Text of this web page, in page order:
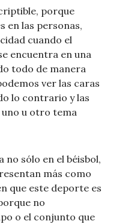
porque
en las personas,
cuando el
encuentra en una
todo de manera
ver las caras
lo contrario y las
uno u otro tema
no sólo en el béisbol,
más como
que este deporte es
no
o el conjunto que